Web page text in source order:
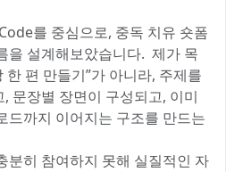
를 중심으로, 중독 치유 숏폼
을 설계해보았습니다. 제가 목
한 편 만들기”가 아니라, 주제를
문장별 장면이 구성되고, 이미
드까지 이어지는 구조를 만드는
분히 참여하지 못해 실질적인 자